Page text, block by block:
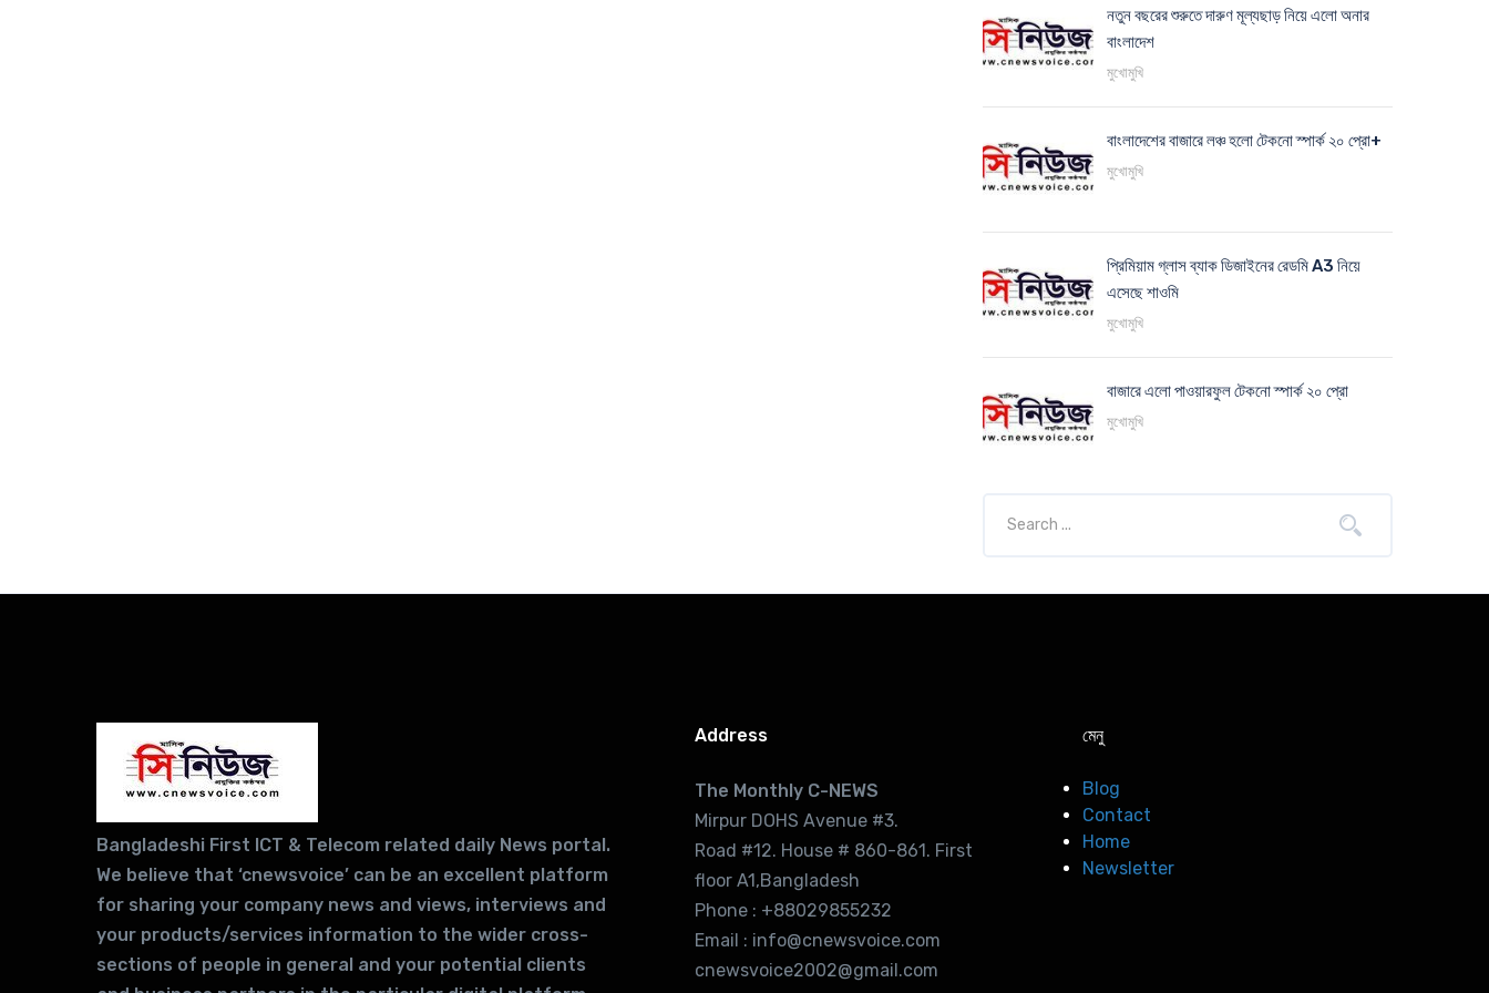
নতুন বছরের শুরুতে দারুণ মূল্যছাড় নিয়ে এলো অনার
বাংলাদেশ
মুখোমুখি
বাংলাদেশের বাজারে লঞ্চ হলো টেকনো স্পার্ক ২০ প্রো+
মুখোমুখি
প্রিমিয়াম গ্লাস ব্যাক ডিজাইনের রেডমি A3 নিয়ে
এসেছে শাওমি
মুখোমুখি
বাজারে এলো পাওয়ারফুল টেকনো স্পার্ক ২০ প্রো
মুখোমুখি
Bangladeshi First ICT & Telecom related daily News portal.
We believe that ‘cnewsvoice’ can be an excellent platform
for sharing your company news and views, interviews and
your products/services information to the wider cross-
sections of people in general and your potential clients
Address
The Monthly C-NEWS
Mirpur DOHS Avenue #3.
Road #12. House # 860-861. First
floor A1,Bangladesh
Phone : +88029855232
Email : info@cnewsvoice.com
cnewsvoice2002@gmail.com
মেনু
Blog
Contact
Home
Newsletter